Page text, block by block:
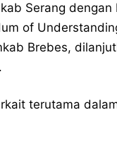
Serang
of
Brebes,
terutama